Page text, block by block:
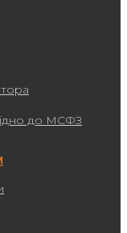
до МСФЗ